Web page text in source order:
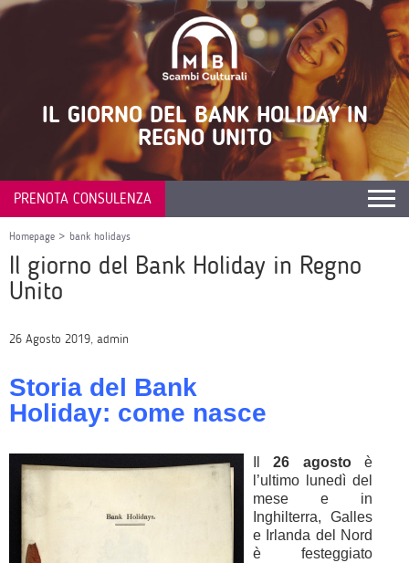
IL GIORNO DEL BANK HOLIDAY IN
REGNO UNITO
PRENOTA CONSULENZA
Homepage > bank holidays
Il giorno del Bank Holiday in Regno
Unito
26 Agosto 2019, admin
Storia del Bank
Holiday: come nasce
Il26 agostoè
l’ultimo lunedì del
mese e in
Inghilterra, Galles
e Irlanda del Nord
è festeggiato